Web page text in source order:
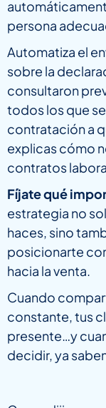
persona
Automatiza el
sobre la
consultaron
todos los que
contratación a
explicas cómo
contratos
Fíjate qué
estrategia no
haces, sino
posicionarte
hacia la venta.
Cuando
constante, tus
presente…y
decidir, ya